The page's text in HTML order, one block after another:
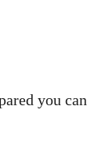
you can